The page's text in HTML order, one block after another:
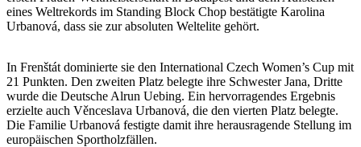
eines Weltrekords im Standing Block Chop bestätigte Karolina
Urbanová, dass sie zur absoluten Weltelite gehört.
In Frenštát dominierte sie den International Czech Women’s Cup mit
21 Punkten. Den zweiten Platz belegte ihre Schwester Jana, Dritte
wurde die Deutsche Alrun Uebing. Ein hervorragendes Ergebnis
erzielte auch Věnceslava Urbanová, die den vierten Platz belegte.
Die Familie Urbanová festigte damit ihre herausragende Stellung im
europäischen Sportholzfällen.